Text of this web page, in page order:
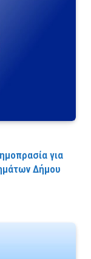
για
Δήμου